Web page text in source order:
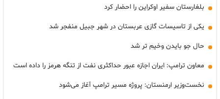
بلغارستان سفیر اوکراین را احضار کرد
یکی از تاسیسات گازی عربستان در شهر جبیل منفجر شد
حال جو بایدن وخیم تر شد
معاون ترامپ: ایران اجازه عبور حداکثری نفت از تنگه هرمز را داده است
نخست‌وزیر ارمنستان: پروژه مسیر ترامپ آغاز می‌شود